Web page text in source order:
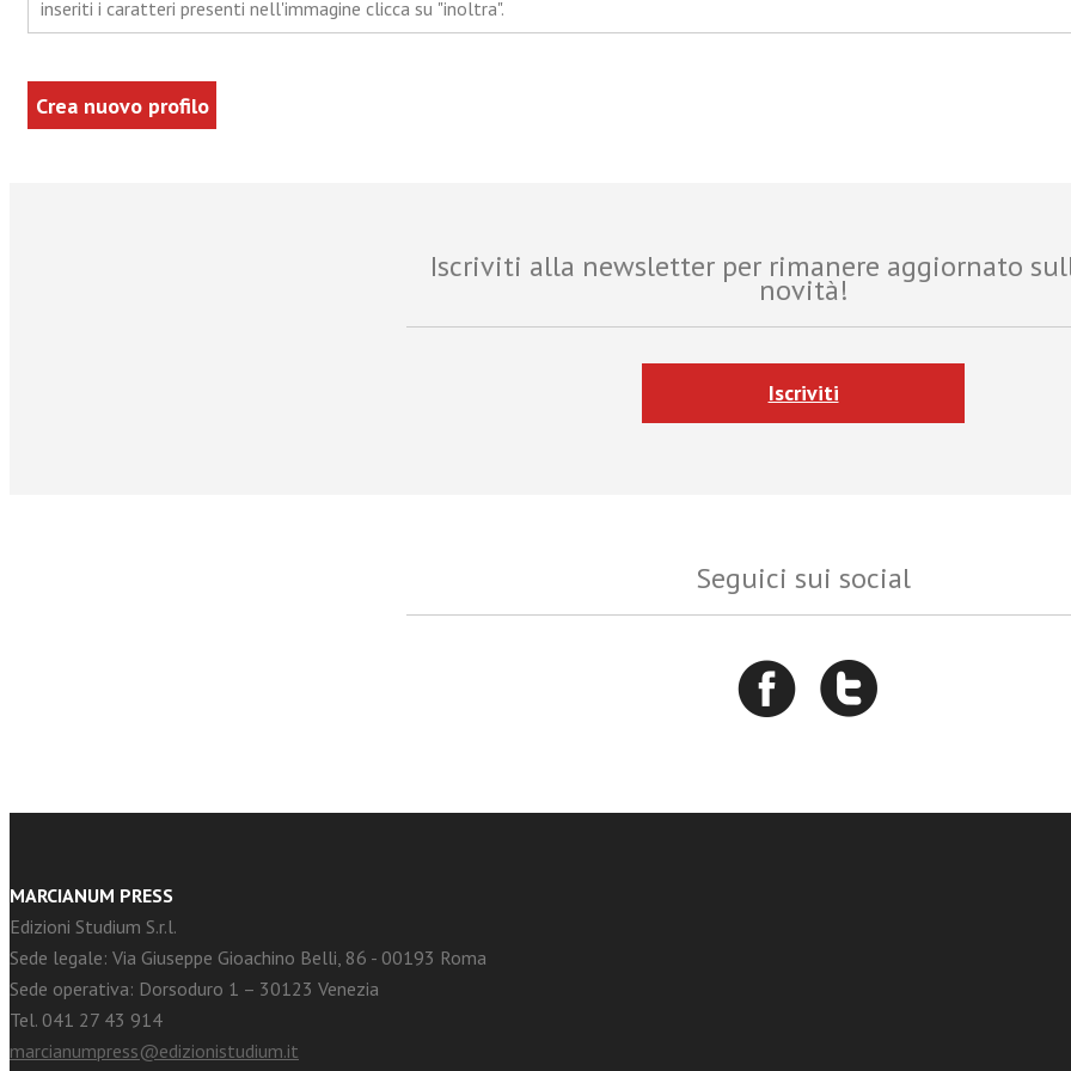
inseriti i caratteri presenti nell'immagine clicca su "inoltra".
Iscriviti alla newsletter per rimanere aggiornato
novità!
Iscriviti
Seguici sui social
MARCIANUM PRESS
Edizioni Studium S.r.l.
Sede legale: Via Giuseppe Gioachino Belli, 86 - 00193 Roma
Sede operativa: Dorsoduro 1 – 30123 Venezia
Tel. 041 27 43 914
marcianumpress@edizionistudium.it